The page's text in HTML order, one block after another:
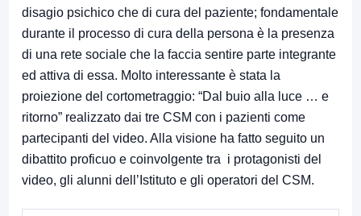
disagio psichico che di cura del paziente; fondamentale
durante il processo di cura della persona è la presenza
di una rete sociale che la faccia sentire parte integrante
ed attiva di essa. Molto interessante è stata la
proiezione del cortometraggio: “Dal buio alla luce … e
ritorno” realizzato dai tre CSM con i pazienti come
partecipanti del video. Alla visione ha fatto seguito un
dibattito proficuo e coinvolgente tra i protagonisti del
video, gli alunni dell’Istituto e gli operatori del CSM.